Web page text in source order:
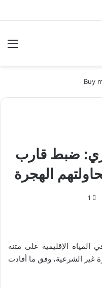
ضبط قارب
1
الإقليمية على متنه
الهجرة غير الشرعية، وفق ما أفادت